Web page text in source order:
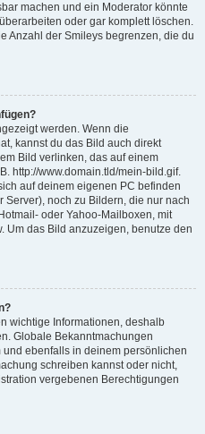
machen und ein Moderator könnte
oder gar komplett löschen.
Anzahl der Smileys begrenzen, die du
werden. Wenn die
kannst du das Bild auch direkt
Bild verlinken, das auf einem
http://www.domain.tld/mein-bild.gif.
auf deinem eigenen PC befinden
noch zu Bildern, die nur nach
oder Yahoo-Mailboxen, mit
Um das Bild anzuzeigen, benutze den
wichtige Informationen, deshalb
Globale Bekanntmachungen
ebenfalls in deinem persönlichen
schreiben kannst oder nicht,
vergebenen Berechtigungen